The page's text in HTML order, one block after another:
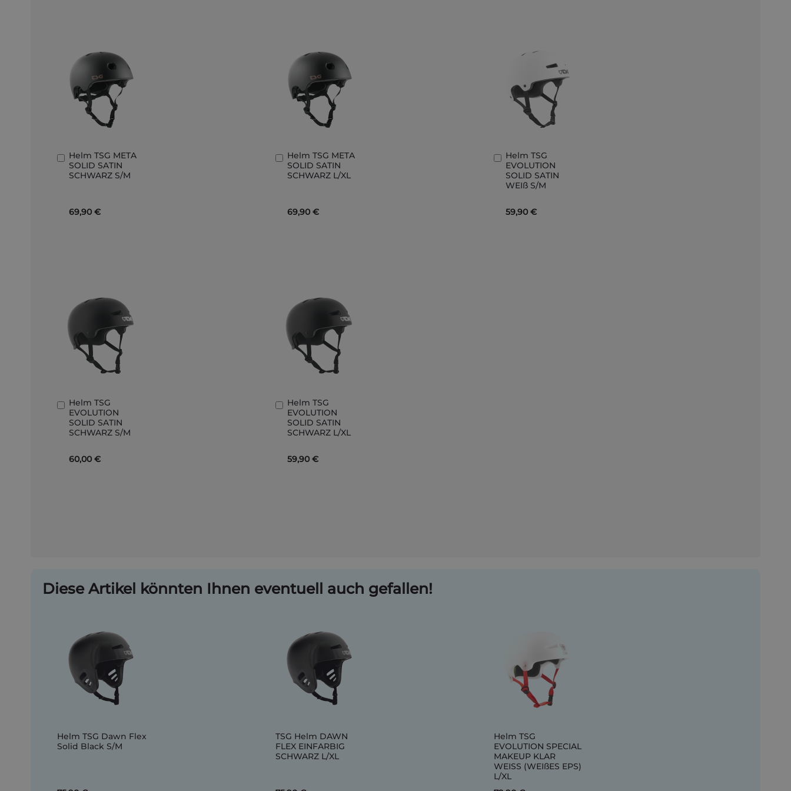
Helm TSG META
SOLID SATIN
SCHWARZ S/M
69,90 €
In
den
Warenkorb
Helm TSG META
SOLID SATIN
SCHWARZ L/XL
69,90 €
In
den
Warenkorb
Helm TSG
EVOLUTION
SOLID SATIN
WEIß S/M
59,90 €
In
den
Warenkorb
Helm TSG
EVOLUTION
SOLID SATIN
SCHWARZ S/M
60,00 €
In
den
Warenkorb
Helm TSG
EVOLUTION
SOLID SATIN
SCHWARZ L/XL
59,90 €
In
den
Warenkorb
Diese Artikel könnten Ihnen eventuell auch gefallen!
Helm TSG Dawn Flex
Solid Black S/M
TSG Helm DAWN
FLEX EINFARBIG
SCHWARZ L/XL
Helm TSG
EVOLUTION SPECIAL
MAKEUP KLAR
WEISS (WEIßES EPS)
L/XL